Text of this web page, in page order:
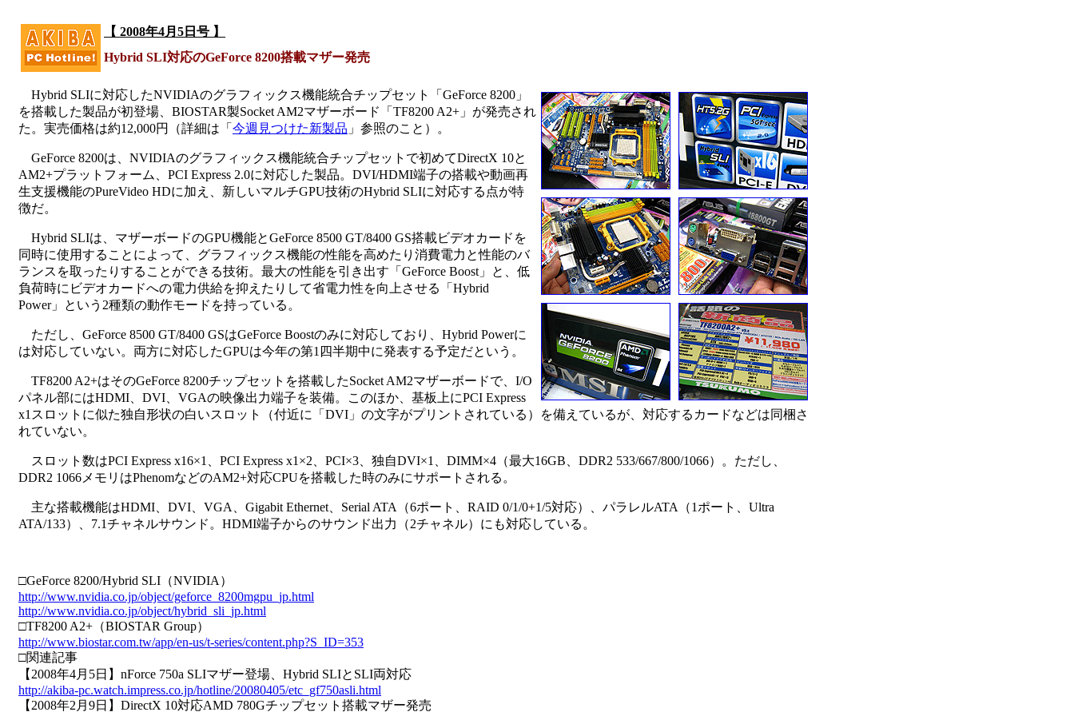
【 2008年4月5日号 】
Hybrid SLI対応のGeForce 8200搭載マザー発売
Hybrid SLIに対応したNVIDIAのグラフィックス機能統合チップセット「GeForce 8200」
を搭載した製品が初登場、BIOSTAR製Socket AM2マザーボード「TF8200 A2+」が発売され
た。実売価格は約12,000円（詳細は「 今週見つけた新製品 」参照のこと）。
GeForce 8200は、NVIDIAのグラフィックス機能統合チップセットで初めてDirectX 10と
AM2+プラットフォーム、PCI Express 2.0に対応した製品。DVI/HDMI端子の搭載や動画再
生支援機能のPureVideo HDに加え、新しいマルチGPU技術のHybrid SLIに対応する点が特
徴だ。
Hybrid SLIは、マザーボードのGPU機能とGeForce 8500 GT/8400 GS搭載ビデオカードを
同時に使用することによって、グラフィックス機能の性能を高めたり消費電力と性能のバ
ランスを取ったりすることができる技術。最大の性能を引き出す「GeForce Boost」と、低
負荷時にビデオカードへの電力供給を抑えたりして省電力性を向上させる「Hybrid
Power」という2種類の動作モードを持っている。
ただし、GeForce 8500 GT/8400 GSはGeForce Boostのみに対応しており、Hybrid Powerに
は対応していない。両方に対応したGPUは今年の第1四半期中に発表する予定だという。
TF8200 A2+はそのGeForce 8200チップセットを搭載したSocket AM2マザーボードで、I/O
パネル部にはHDMI、DVI、VGAの映像出力端子を装備。このほか、基板上にPCI Express
x1スロットに似た独自形状の白いスロット（付近に「DVI」の文字がプリントされている）を備えているが、対応するカードなどは同梱さ
れていない。
スロット数はPCI Express x16×1、PCI Express x1×2、PCI×3、独自DVI×1、DIMM×4（最大16GB、DDR2 533/667/800/1066）。ただし、
DDR2 1066メモリはPhenomなどのAM2+対応CPUを搭載した時のみにサポートされる。
主な搭載機能はHDMI、DVI、VGA、Gigabit Ethernet、Serial ATA（6ポート、RAID 0/1/0+1/5対応）、パラレルATA（1ポート、Ultra
ATA/133）、7.1チャネルサウンド。HDMI端子からのサウンド出力（2チャネル）にも対応している。
□GeForce 8200/Hybrid SLI（NVIDIA）
http://www.nvidia.co.jp/object/geforce_8200mgpu_jp.html
http://www.nvidia.co.jp/object/hybrid_sli_jp.html
□TF8200 A2+（BIOSTAR Group）
http://www.biostar.com.tw/app/en-us/t-series/content.php?S_ID=353
□関連記事
【2008年4月5日】nForce 750a SLIマザー登場、Hybrid SLIとSLI両対応
http://akiba-pc.watch.impress.co.jp/hotline/20080405/etc_gf750asli.html
【2008年2月9日】DirectX 10対応AMD 780Gチップセット搭載マザー発売